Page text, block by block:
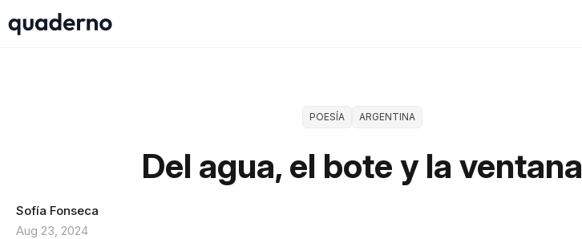
POESÍA ARGENTINA
Del agua, el bote y la ventana
Sofía Fonseca
Aug 23, 2024